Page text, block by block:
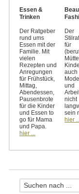
Essen &
Trinken
Der Ratgeber
rund ums
Essen mit der
Familie. Mit
vielen
Rezepten und
Anregungen
für Frühstück,
Mittag,
Abendessen,
Pausenbrote
für die Kinder
und Essen to
go für Mama
und Papa.
hier ...
Der
für
auch
und
nicht
sein
hier